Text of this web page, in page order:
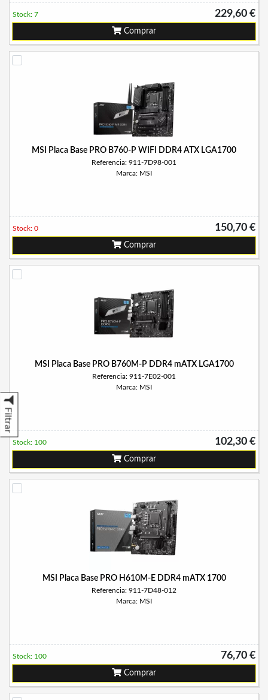
Filtrar
229,60 €
Stock: 7
Comprar
MSI Placa Base PRO B760-P WIFI DDR4 ATX LGA1700
Referencia: 911-7D98-001
Marca: MSI
150,70 €
Stock: 0
Comprar
MSI Placa Base PRO B760M-P DDR4 mATX LGA1700
Referencia: 911-7E02-001
Marca: MSI
102,30 €
Stock: 100
Comprar
MSI Placa Base PRO H610M-E DDR4 mATX 1700
Referencia: 911-7D48-012
Marca: MSI
76,70 €
Stock: 100
Comprar